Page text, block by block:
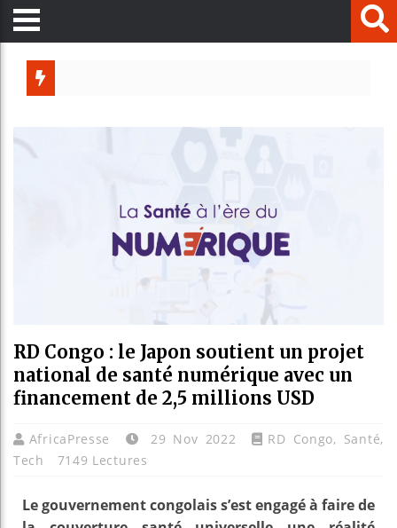
RD Congo : le Japon soutient un projet
national de santé numérique avec un
financement de 2,5 millions USD
AfricaPresse 29 Nov 2022 RD Congo, Santé,
Tech
7149 Lectures
Le gouvernement congolais s’est engagé à faire de